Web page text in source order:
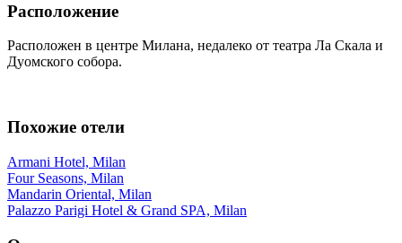
Расположение
Расположен в центре Милана, недалеко от театра Ла Скала и
Дуомского собора.
Похожие отели
Armani Hotel, Milan
Four Seasons, Milan
Mandarin Oriental, Milan
Palazzo Parigi Hotel & Grand SPA, Milan